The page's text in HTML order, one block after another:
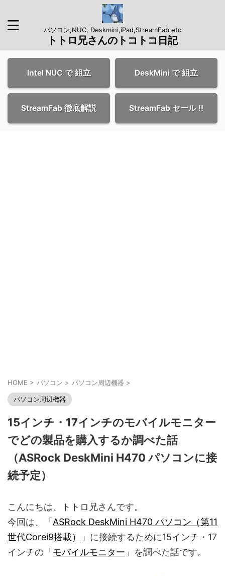
パソコン,NUC, Deskmini,iPad,StreamFab etc
トトロ兄さんのトコトコ日記
Intel NUC で 組立 DeskMini で 組立
StreamFab 徹底解説 StreamFab セール !!
HOME > パソコン > パソコン周辺機器 >
パソコン周辺機器
15インチ・17インチのモバイルモニター
でどの製品を購入するか調べた話
（ASRock DeskMini H470 パソコンに接
続予定）
こんにちは、トトロ兄さんです。
今回は、「 ASRock DeskMini H470 パソコン（第11
世代Corei9搭載）
」に接続するために15インチ・17
インチの「 モバイルモニター 」を調べた話です。